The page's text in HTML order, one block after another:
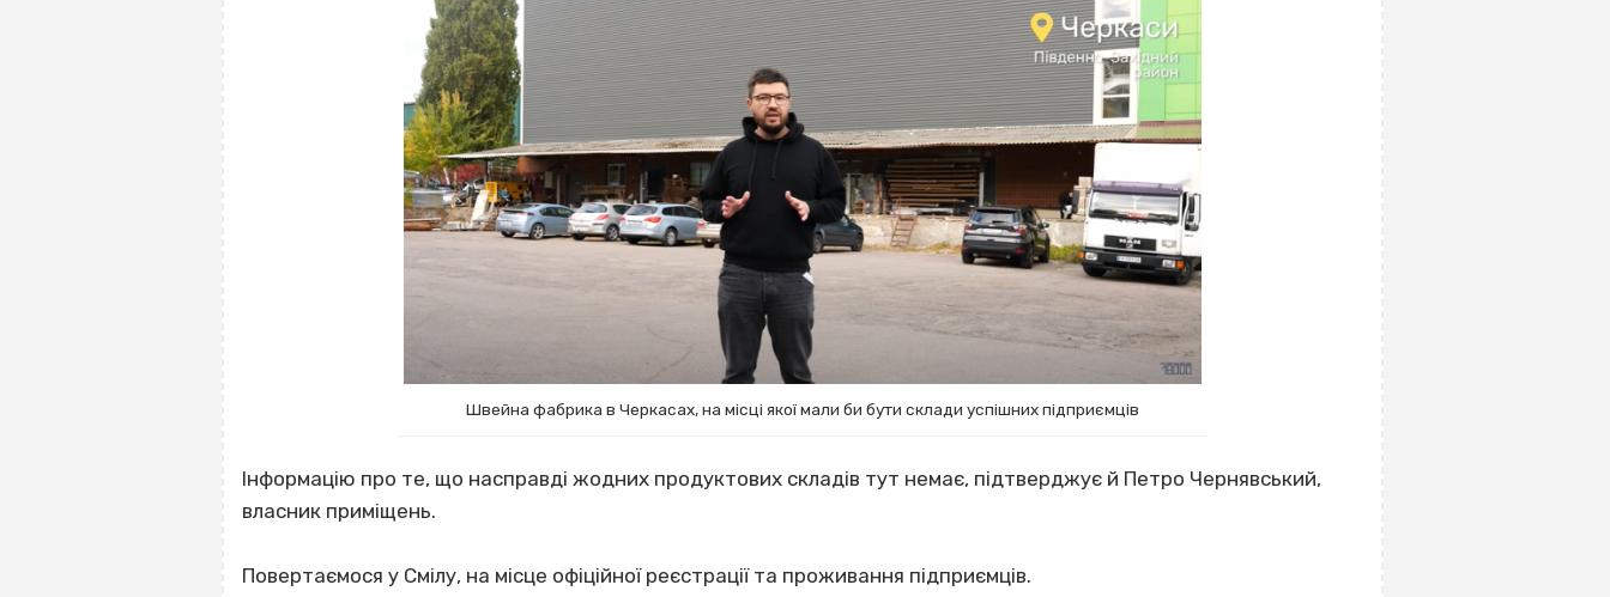
Швейна фабрика в Черкасах, на місці якої мали би бути склади успішних підприємців
Інформацію про те, що насправді жодних продуктових складів тут немає, підтверджує й Петро Чернявський,
власник приміщень.
Повертаємося у Смілу, на місце офіційної реєстрації та проживання підприємців.